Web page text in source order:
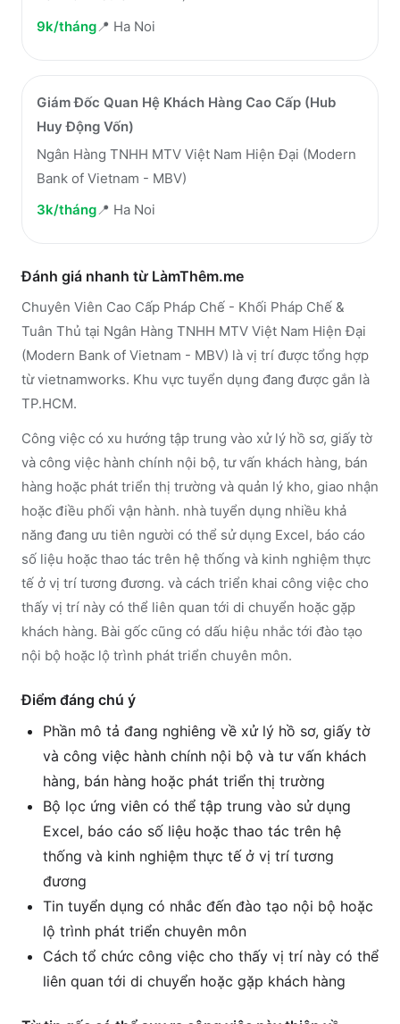
9k/tháng📍 Ha Noi
Giám Đốc Quan Hệ Khách Hàng Cao Cấp (Hub
Huy Động Vốn)
Ngân Hàng TNHH MTV Việt Nam Hiện Đại (Modern
Bank of Vietnam - MBV)
3k/tháng📍 Ha Noi
Đánh giá nhanh từ LàmThêm.me
Chuyên Viên Cao Cấp Pháp Chế - Khối Pháp Chế &
Tuân Thủ tại Ngân Hàng TNHH MTV Việt Nam Hiện Đại
(Modern Bank of Vietnam - MBV) là vị trí được tổng hợp
từ vietnamworks. Khu vực tuyển dụng đang được gắn là
TP.HCM.
Công việc có xu hướng tập trung vào xử lý hồ sơ, giấy tờ
và công việc hành chính nội bộ, tư vấn khách hàng, bán
hàng hoặc phát triển thị trường và quản lý kho, giao nhận
hoặc điều phối vận hành. nhà tuyển dụng nhiều khả
năng đang ưu tiên người có thể sử dụng Excel, báo cáo
số liệu hoặc thao tác trên hệ thống và kinh nghiệm thực
tế ở vị trí tương đương. và cách triển khai công việc cho
thấy vị trí này có thể liên quan tới di chuyển hoặc gặp
khách hàng. Bài gốc cũng có dấu hiệu nhắc tới đào tạo
nội bộ hoặc lộ trình phát triển chuyên môn.
Điểm đáng chú ý
Phần mô tả đang nghiêng về xử lý hồ sơ, giấy tờ
và công việc hành chính nội bộ và tư vấn khách
hàng, bán hàng hoặc phát triển thị trường
Bộ lọc ứng viên có thể tập trung vào sử dụng
Excel, báo cáo số liệu hoặc thao tác trên hệ
thống và kinh nghiệm thực tế ở vị trí tương
đương
Tin tuyển dụng có nhắc đến đào tạo nội bộ hoặc
lộ trình phát triển chuyên môn
Cách tổ chức công việc cho thấy vị trí này có thể
liên quan tới di chuyển hoặc gặp khách hàng